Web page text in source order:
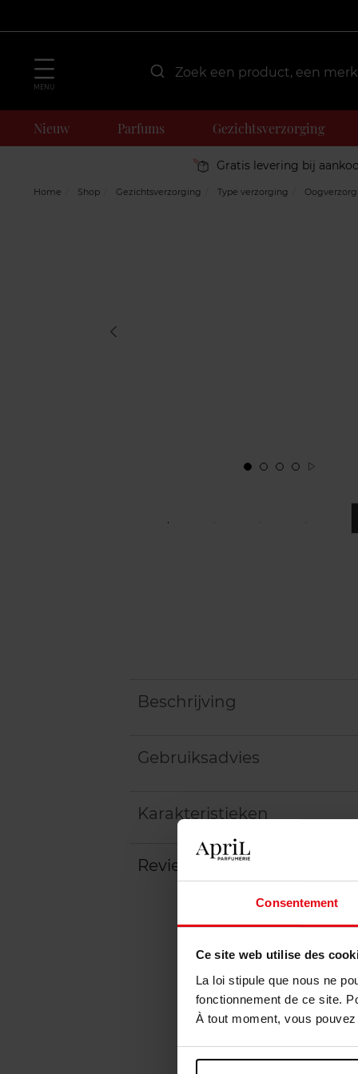
Consentement
Ce site web utilise des
La loi stipule que nous ne
fonctionnement de ce site.
À tout moment, vous
MENU
Nieuw Parfums Gezichtsverzorging
Gratis levering bij
Home Shop Gezichtsverzorging Type verzorging
Beschrijving
Gebruiksadvies
Karakteristieken
Review